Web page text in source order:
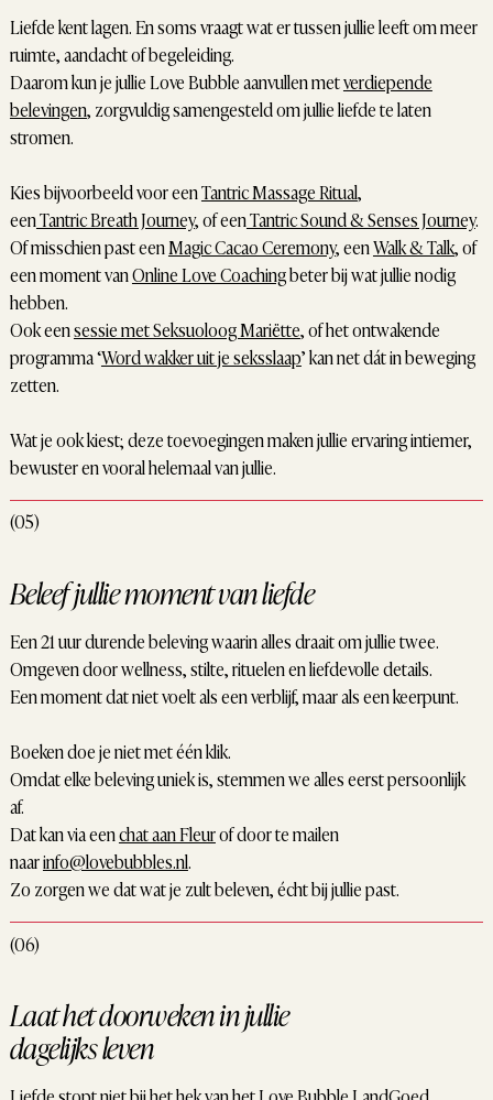
Liefde kent lagen. En soms vraagt wat er tussen jullie leeft om meer
ruimte, aandacht of begeleiding.
Daarom kun je jullie Love Bubble aanvullen metverdiepende
belevingen, zorgvuldig samengesteld om jullie liefde te laten
stromen.
Kies bijvoorbeeld voor eenTantric Massage Ritual,
eenTantric Breath Journey, of eenTantric Sound & Senses Journey.
Of misschien past eenMagic Cacao Ceremony, eenWalk & Talk, of
een moment vanOnline Love Coachingbeter bij wat jullie nodig
hebben.
Ook eensessie met Seksuoloog Mariëtte, of het ontwakende
programma ‘Word wakker uit je seksslaap’ kan net dát in beweging
zetten.
Wat je ook kiest; deze toevoegingen maken jullie ervaring intiemer,
bewuster en vooral helemaal van jullie.
(05)
Beleef jullie moment van liefde
Een 21 uur durende beleving waarin alles draait om jullie twee.
Omgeven door wellness, stilte, rituelen en liefdevolle details.
Een moment dat niet voelt als een verblijf, maar als een keerpunt.
Boeken doe je niet met één klik.
Omdat elke beleving uniek is, stemmen we alles eerst persoonlijk
af.
Dat kan via eenchat aan Fleurof door te mailen
naarinfo@lovebubbles.nl.
Zo zorgen we dat wat je zult beleven, écht bij jullie past.
(06)
Laat het doorweken in jullie
dagelijks leven